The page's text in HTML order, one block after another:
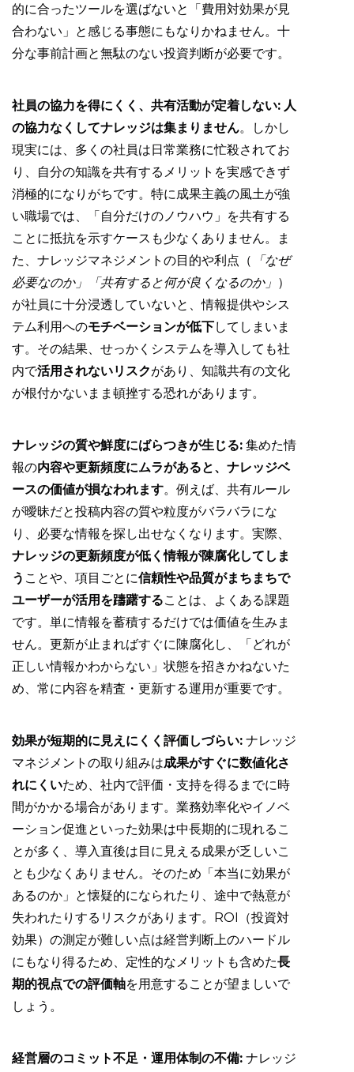
的に合ったツールを選ばないと「費用対効果が見
合わない」と感じる事態にもなりかねません。十
分な事前計画と無駄のない投資判断が必要です。
社員の協力を得にくく、共有活動が定着しない: 人
の協力なくしてナレッジは集まりません。しかし
現実には、多くの社員は日常業務に忙殺されてお
り、自分の知識を共有するメリットを実感できず
消極的になりがちです。特に成果主義の風土が強
い職場では、「自分だけのノウハウ」を共有する
ことに抵抗を示すケースも少なくありません。ま
た、ナレッジマネジメントの目的や利点（
「なぜ
必要なのか」「共有すると何が良くなるのか」 ）
が社員に十分浸透していないと、情報提供やシス
テム利用へのモチベーションが低下してしまいま
す。その結果、せっかくシステムを導入しても社
内で活用されないリスクがあり、知識共有の文化
が根付かないまま頓挫する恐れがあります。
ナレッジの質や鮮度にばらつきが生じる: 集めた情
報の内容や更新頻度にムラがあると、ナレッジベ
ースの価値が損なわれます。例えば、共有ルール
が曖昧だと投稿内容の質や粒度がバラバラにな
り、必要な情報を探し出せなくなります。実際、
ナレッジの更新頻度が低く情報が陳腐化してしま
う ことや、項目ごとに信頼性や品質がまちまちで
ユーザーが活用を躊躇することは、よくある課題
です。単に情報を蓄積するだけでは価値を生みま
せん。更新が止まればすぐに陳腐化し、「どれが
正しい情報かわからない」状態を招きかねないた
め、常に内容を精査・更新する運用が重要です。
効果が短期的に見えにくく評価しづらい: ナレッジ
マネジメントの取り組みは成果がすぐに数値化さ
れにくいため、社内で評価・支持を得るまでに時
間がかかる場合があります。業務効率化やイノベ
ーション促進といった効果は中長期的に現れるこ
とが多く、導入直後は目に見える成果が乏しいこ
とも少なくありません。そのため「本当に効果が
あるのか」と懐疑的になられたり、途中で熱意が
失われたりするリスクがあります。ROI（投資対
効果）の測定が難しい点は経営判断上のハードル
にもなり得るため、定性的なメリットも含めた長
期的視点での評価軸を用意することが望ましいで
しょう。
経営層のコミット不足・運用体制の不備: ナレッジ